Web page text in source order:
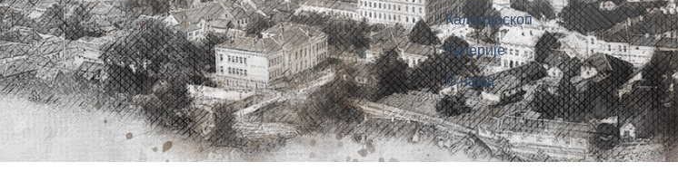
Калеидоскоп
Галерије
О нама